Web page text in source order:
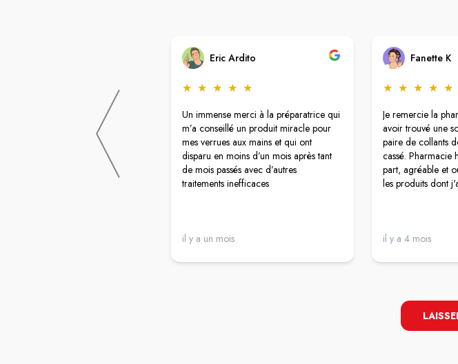
Eric Ardito
★ ★ ★ ★ ★
Un immense merci à la préparatrice qui
m’a conseillé un produit miracle pour
mes verrues aux mains et qui ont
disparu en moins d’un mois après tant
de mois passés avec d’autres
traitements inefficaces
il y a un mois
Fanette K
★ ★ ★ ★ ★
Je remercie la
avoir trouvé une
paire de collants
cassé. Pharmacie
part, agréable et
les produits dont
il y a 4 mois